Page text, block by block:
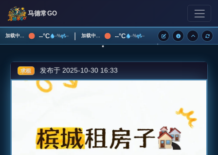
马德常GO
加载中... --°C --% -- | 加载中... --°C --% --
求租 发布于 2025-10-30 16:33